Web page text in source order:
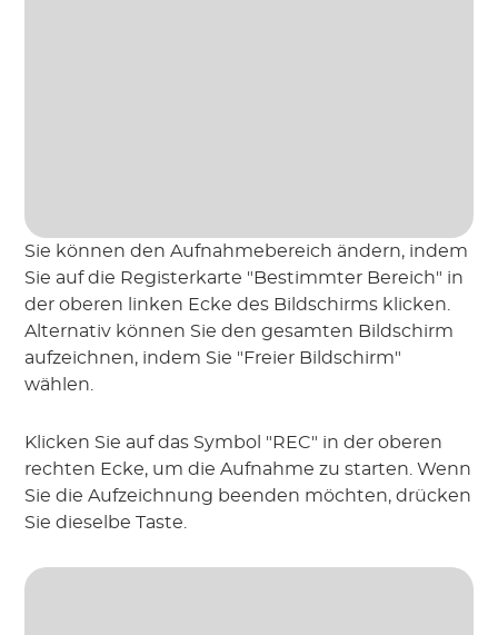
Sie können den Aufnahmebereich ändern, indem
Sie auf die Registerkarte "Bestimmter Bereich" in
der oberen linken Ecke des Bildschirms klicken.
Alternativ können Sie den gesamten Bildschirm
aufzeichnen, indem Sie "Freier Bildschirm"
wählen.
Klicken Sie auf das Symbol "REC" in der oberen
rechten Ecke, um die Aufnahme zu starten. Wenn
Sie die Aufzeichnung beenden möchten, drücken
Sie dieselbe Taste.